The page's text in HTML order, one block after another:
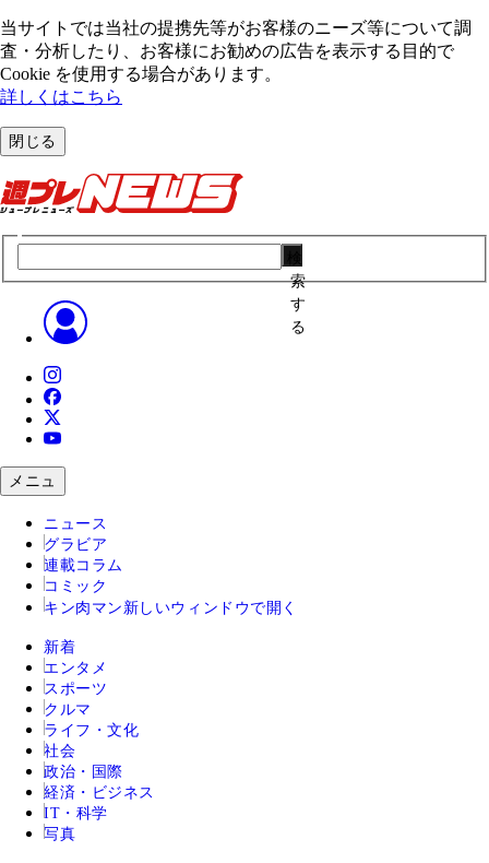
当サイトでは当社の提携先等がお客様のニーズ等について調
査・分析したり、お客様にお勧めの広告を表⽰する⽬的で
Cookie を使⽤する場合があります。
詳しくはこちら
閉じる
索
す
る
メニュ
ニュース
グラビア
連載コラム
コミック
キン肉マン 新しいウィンドウで開く
新着
エンタメ
スポーツ
クルマ
ライフ・文化
社会
政治・国際
経済・ビジネス
IT・科学
写真